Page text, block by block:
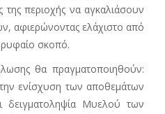
περιοχής να αγκαλιάσουν
αφιερώνοντας ελάχιστο από
σκοπό.
θα πραγματοποιηθούν:
ενίσχυση των αποθεμάτων
δειγματοληψία Μυελού των